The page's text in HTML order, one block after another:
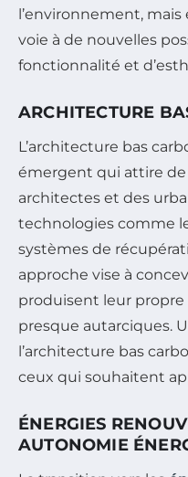
l’environnement,
voie à de nouvelles
fonctionnalité et
ARCHITECTURE
L’architecture bas
émergent qui attire de
architectes et des
technologies comme
systèmes de
approche vise à
produisent leur
presque autarciques.
l’architecture bas
ceux qui souhaitent
ÉNERGIES
AUTONOMIE